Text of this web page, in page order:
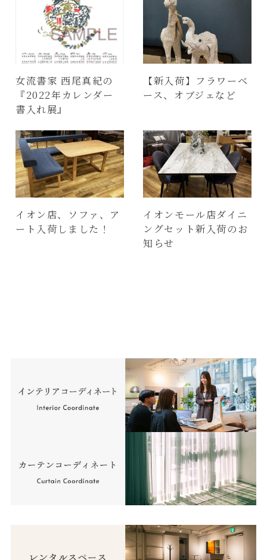
女流書家 西尾真紀の
『2022年カレンダー
書入れ展』
【新入荷】フラワーベ
ース、オブジェなど
イオン店、ソファ、ア
ート入荷しました！
イオンモール店ダイニ
ングセット新入荷のお
知らせ